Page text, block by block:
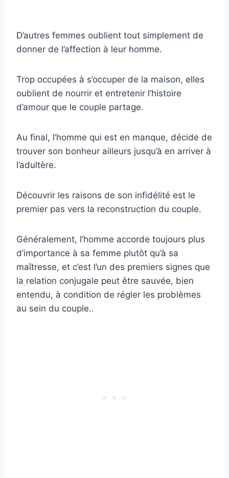
D’autres femmes oublient tout simplement de
donner de l’affection à leur homme.
Trop occupées à s’occuper de la maison, elles
oublient de nourrir et entretenir l’histoire
d’amour que le couple partage.
Au final, l’homme qui est en manque, décide de
trouver son bonheur ailleurs jusqu’à en arriver à
l’adultère.
Découvrir les raisons de son infidélité est le
premier pas vers la reconstruction du couple.
Généralement, l’homme accorde toujours plus
d’importance à sa femme plutôt qu’à sa
maîtresse, et c’est l’un des premiers signes que
la relation conjugale peut être sauvée, bien
entendu, à condition de régler les problèmes
au sein du couple..